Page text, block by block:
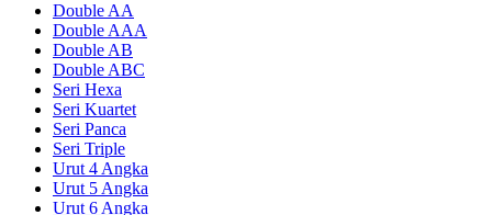
Double AA
Double AAA
Double AB
Double ABC
Seri Hexa
Seri Kuartet
Seri Panca
Seri Triple
Urut 4 Angka
Urut 5 Angka
Urut 6 Angka